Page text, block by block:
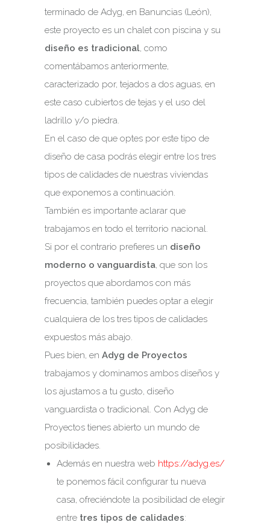
terminado de Adyg, en Banuncias (León),
este proyecto es un chalet con piscina y su
diseño es tradicional, como
comentábamos anteriormente,
caracterizado por, tejados a dos aguas, en
este caso cubiertos de tejas y el uso del
ladrillo y/o piedra.
En el caso de que optes por este tipo de
diseño de casa podrás elegir entre los tres
tipos de calidades de nuestras viviendas
que exponemos a continuación.
También es importante aclarar que
trabajamos en todo el territorio nacional.
Si por el contrario prefieres un diseño
moderno o vanguardista, que son los
proyectos que abordamos con más
frecuencia, también puedes optar a elegir
cualquiera de los tres tipos de calidades
expuestos más abajo.
Pues bien, en Adyg de Proyectos
trabajamos y dominamos ambos diseños y
los ajustamos a tu gusto, diseño
vanguardista o tradicional. Con Adyg de
Proyectos tienes abierto un mundo de
posibilidades.
Además en nuestra web https://adyg.es/
te ponemos fácil configurar tu nueva
casa, ofreciéndote la posibilidad de elegir
entre tres tipos de calidades: